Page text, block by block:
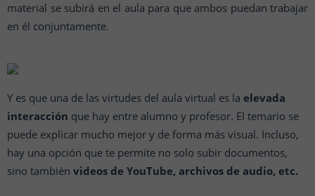
material se subirá en el aula para que ambos puedan trabajar
en él conjuntamente.
Y es que una de las virtudes del aula virtual es la elevada
interacción que hay entre alumno y profesor. El temario se
puede explicar mucho mejor y de forma más visual. Incluso,
hay una opción que te permite no solo subir documentos,
sino también videos de YouTube, archivos de audio, etc.